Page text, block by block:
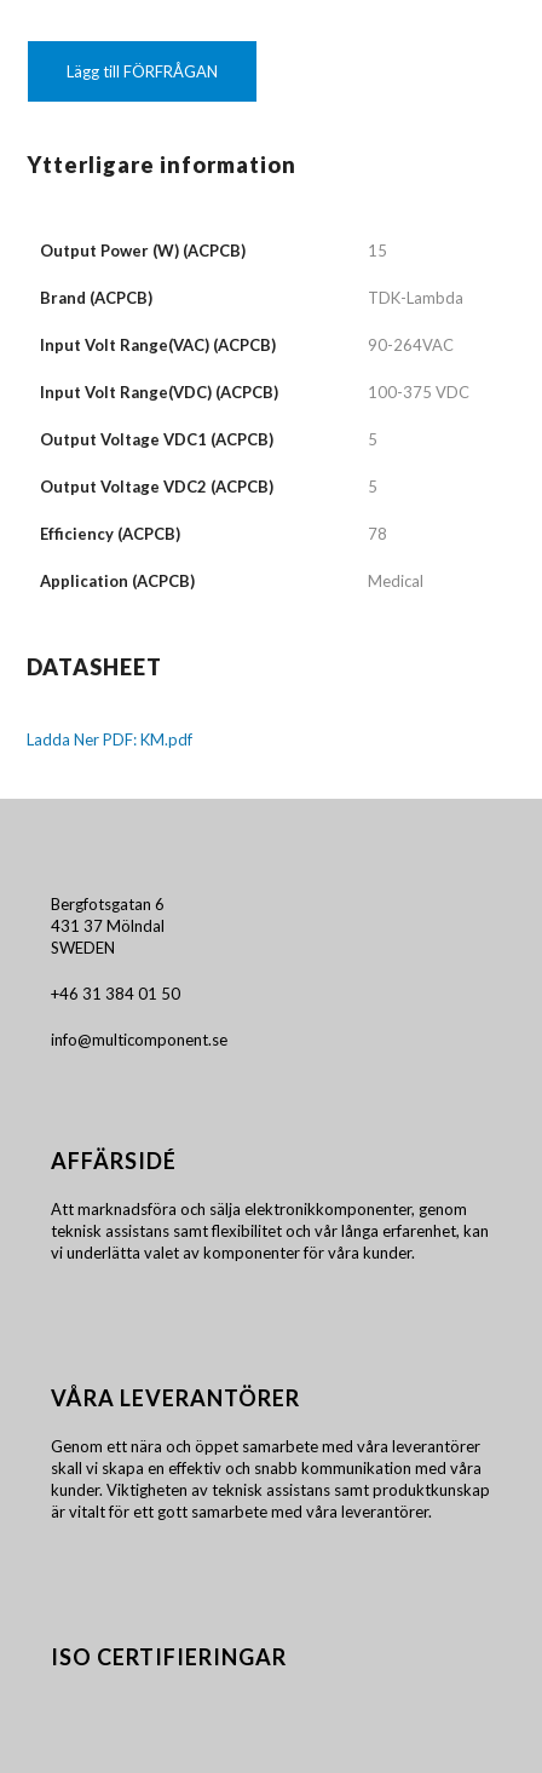
Lägg till FÖRFRÅGAN
Ytterligare information
Output Power (W) (ACPCB) 15
Brand (ACPCB) TDK-Lambda
Input Volt Range(VAC) (ACPCB) 90-264VAC
Input Volt Range(VDC) (ACPCB) 100-375 VDC
Output Voltage VDC1 (ACPCB) 5
Output Voltage VDC2 (ACPCB) 5
Efficiency (ACPCB) 78
Application (ACPCB) Medical
DATASHEET
Ladda Ner PDF: KM.pdf
Bergfotsgatan 6
431 37 Mölndal
SWEDEN
+46 31 384 01 50
info@multicomponent.se
AFFÄRSIDÉ
Att marknadsföra och sälja elektronikkomponenter, genom
teknisk assistans samt flexibilitet och vår långa erfarenhet, kan
vi underlätta valet av komponenter för våra kunder.
VÅRA LEVERANTÖRER
Genom ett nära och öppet samarbete med våra leverantörer
skall vi skapa en effektiv och snabb kommunikation med våra
kunder. Viktigheten av teknisk assistans samt produktkunskap
är vitalt för ett gott samarbete med våra leverantörer.
ISO CERTIFIERINGAR